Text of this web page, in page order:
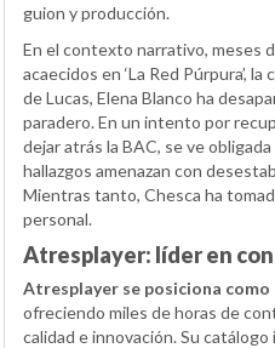
guion y producción.
En el contexto narrativo, meses
acaecidos en ‘La Red Púrpura’,
de Lucas, Elena Blanco ha
paradero. En un intento por
dejar atrás la BAC, se ve
hallazgos amenazan con
Mientras tanto, Chesca ha
personal.
Atresplayer: líder en
Atresplayer se posiciona
ofreciendo miles de horas de
calidad e innovación. Su